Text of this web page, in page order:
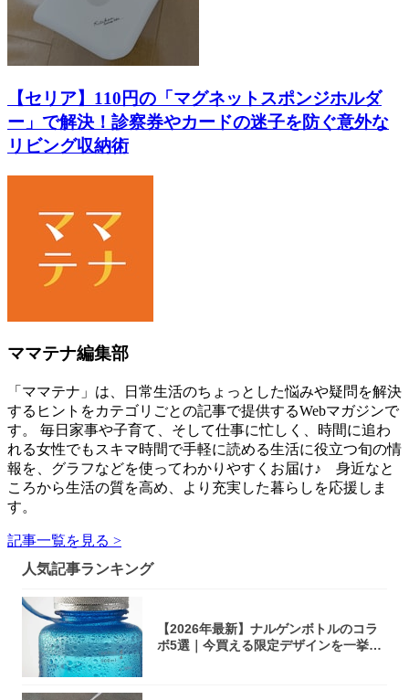
【セリア】110円の「マグネットスポンジホルダ
ー」で解決！診察券やカードの迷子を防ぐ意外な
リビング収納術
ママテナ編集部
「ママテナ」は、日常生活のちょっとした悩みや疑問を解決
するヒントをカテゴリごとの記事で提供するWebマガジンで
す。 毎日家事や子育て、そして仕事に忙しく、時間に追わ
れる女性でもスキマ時間で手軽に読める生活に役立つ旬の情
報を、グラフなどを使ってわかりやすくお届け♪ 身近なと
ころから生活の質を高め、より充実した暮らしを応援しま
す。
記事一覧を見る >
人気記事ランキング
【2026年最新】ナルゲンボトルのコラ
ボ5選｜今買える限定デザインを一挙紹